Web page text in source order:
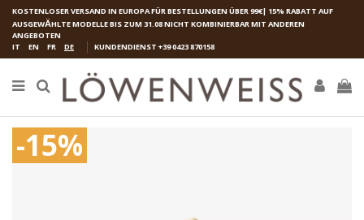
KOSTENLOSER VERSAND IN EUROPA FÜR BESTELLUNGEN ÜBER 99€| 15% RABATT AUF
AUSGEWӒHLTE MODELLE BIS ZUM 31.08 NICHT KOMBINIERBAR MIT ANDEREN
ANGEBOTEN
IT
EN FR DE KUNDENDIENST +39 0423 870158
-15%